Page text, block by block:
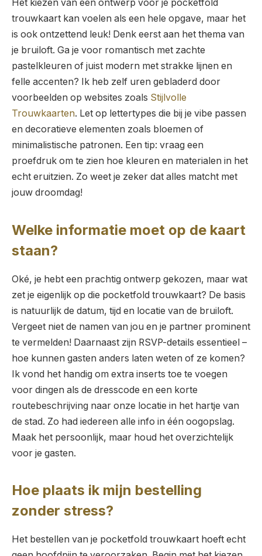
Het kiezen van een ontwerp voor je pocketfold
trouwkaart kan voelen als een hele opgave, maar het
is ook ontzettend leuk! Denk eerst aan het thema van
je bruiloft. Ga je voor romantisch met zachte
pastelkleuren of juist modern met strakke lijnen en
felle accenten? Ik heb zelf uren gebladerd door
voorbeelden op websites zoals Stijlvolle
Trouwkaarten. Let op lettertypes die bij je vibe passen
en decoratieve elementen zoals bloemen of
minimalistische patronen. Een tip: vraag een
proefdruk om te zien hoe kleuren en materialen in het
echt eruitzien. Zo weet je zeker dat alles matcht met
jouw droomdag!
Welke informatie moet op de kaart
staan?
Oké, je hebt een prachtig ontwerp gekozen, maar wat
zet je eigenlijk op die pocketfold trouwkaart? De basis
is natuurlijk de datum, tijd en locatie van de bruiloft.
Vergeet niet de namen van jou en je partner prominent
te vermelden! Daarnaast zijn RSVP-details essentieel –
hoe kunnen gasten anders laten weten of ze komen?
Ik vond het handig om extra inserts toe te voegen
voor dingen als de dresscode en een korte
routebeschrijving naar onze locatie in het hartje van
de stad. Zo had iedereen alle info in één oogopslag.
Maak het persoonlijk, maar houd het overzichtelijk
voor je gasten.
Hoe plaats ik mijn bestelling
zonder stress?
Het bestellen van je pocketfold trouwkaart hoeft echt